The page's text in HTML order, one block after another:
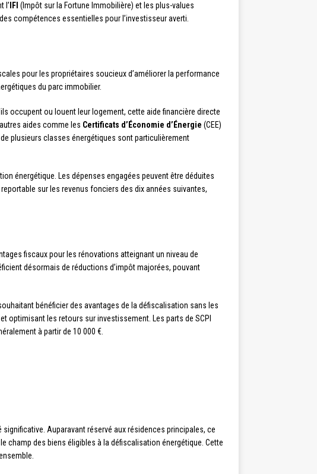
l’ IFI (Impôt sur la Fortune Immobilière) et les plus-values
compétences essentielles pour l’investisseur averti.
pour les propriétaires soucieux d’améliorer la performance
du parc immobilier.
occupent ou louent leur logement, cette aide financière directe
aides comme les Certificats d’Économie d’Énergie (CEE)
plusieurs classes énergétiques sont particulièrement
énergétique. Les dépenses engagées peuvent être déduites
sur les revenus fonciers des dix années suivantes,
fiscaux pour les rénovations atteignant un niveau de
désormais de réductions d’impôt majorées, pouvant
bénéficier des avantages de la défiscalisation sans les
les retours sur investissement. Les parts de SCPI
à partir de 10 000 €.
Auparavant réservé aux résidences principales, ce
des biens éligibles à la défiscalisation énergétique. Cette